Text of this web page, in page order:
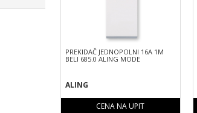
PREKIDAČ JEDNOPOLNI 16A 1M
BELI 685.0 ALING MODE
ALING
CENA NA UPIT